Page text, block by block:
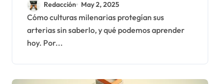
Redacción May 2, 2025
Cómo culturas milenarias protegían sus
arterias sin saberlo, y qué podemos aprender
hoy. Por...